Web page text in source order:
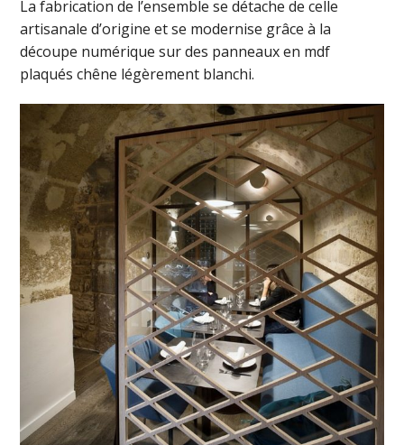
La fabrication de l’ensemble se détache de celle
artisanale d’origine et se modernise grâce à la
découpe numérique sur des panneaux en mdf
plaqués chêne légèrement blanchi.